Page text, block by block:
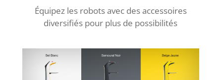
Équipez les robots avec des accessoires
diversifiés pour plus de possibilités